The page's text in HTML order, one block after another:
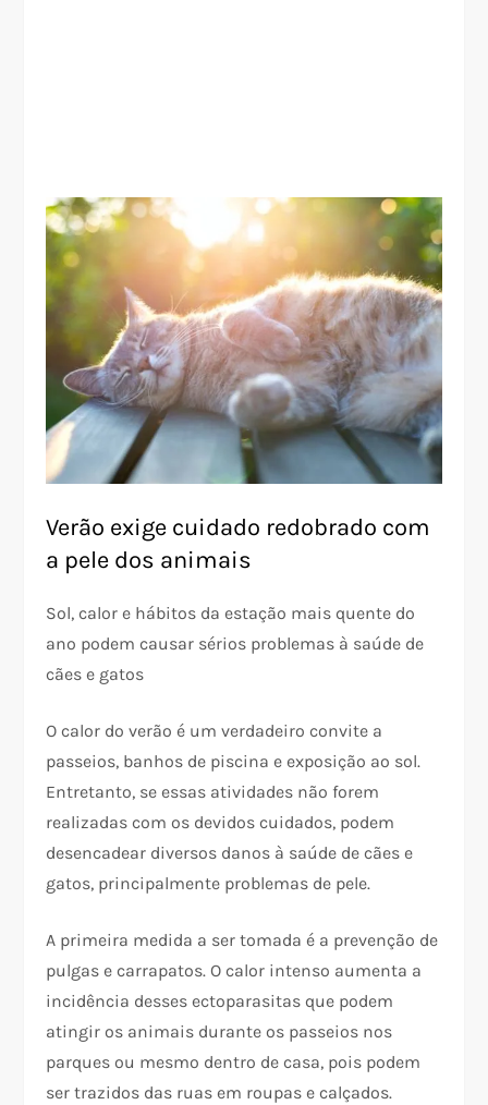
Verão exige cuidado redobrado com
a pele dos animais
Sol, calor e hábitos da estação mais quente do
ano podem causar sérios problemas à saúde de
cães e gatos
O calor do verão é um verdadeiro convite a
passeios, banhos de piscina e exposição ao sol.
Entretanto, se essas atividades não forem
realizadas com os devidos cuidados, podem
desencadear diversos danos à saúde de cães e
gatos, principalmente problemas de pele.
A primeira medida a ser tomada é a prevenção de
pulgas e carrapatos. O calor intenso aumenta a
incidência desses ectoparasitas que podem
atingir os animais durante os passeios nos
parques ou mesmo dentro de casa, pois podem
ser trazidos das ruas em roupas e calçados.